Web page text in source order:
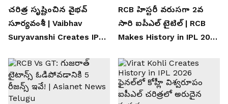
చరిత్ర సృష్టించిన వైభవ్
సూర్యవంశీ | Vaibhav
Suryavanshi Creates IPL
Telugu
RCB హిస్టరీ వరుసగా 2వ
సారి ఐపీఎల్ టైటిల్ | RCB
Makes History in IPL 2026